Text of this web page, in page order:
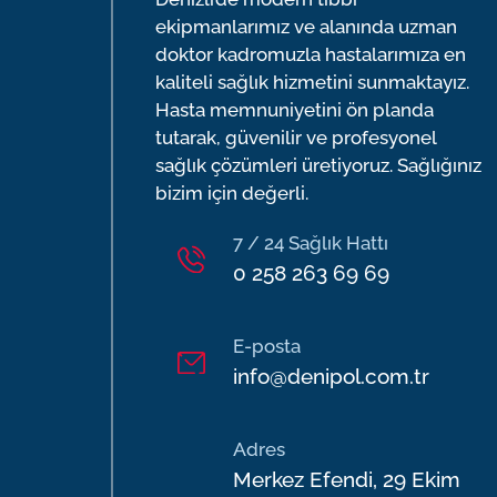
Kadın Hastalıkları ve Doğum
Kalp ve Damar Cerrahisi
Kardiyoloji
Kulak Burun Boğaz
Nöroloji
Ortopedi ve Travmatoloji
Plastik, Rekonstrüktif ve Estetik Cerrahi
Psikiyatri
Psikoloji
Romatoloji
Tıbbi Onkoloji
Op. Dr. Cem Mehmet BİLEN
Op. Dr. Durmuş Ali ÖZDEMİR
Op. Dr. Fatih Baki ÜLTAY
Op. Dr. Uğur KULALI
Op. Dr. Sami CEBELLİ
Op. Dr. Hasan KOYU
Op. Dr. Gizem SARIİZ
Op. Dr. Özge BAL
Op. Dr. Serkan YURTSEVER
Op. Dr. Melih ÜSTEL
Op. Dr. Erol GÜLDÜN
Op. Dr. Ahmet Yavuz BALDIRAN
ekipmanlarımız ve alanında uzman
doktor kadromuzla hastalarımıza en
kaliteli sağlık hizmetini sunmaktayız.
Hasta memnuniyetini ön planda
tutarak, güvenilir ve profesyonel
sağlık çözümleri üretiyoruz. Sağlığınız
bizim için değerli.
7 / 24 Sağlık Hattı
0 258 263 69 69
E-posta
info@denipol.com.tr
Adres
Merkez Efendi, 29 Ekim